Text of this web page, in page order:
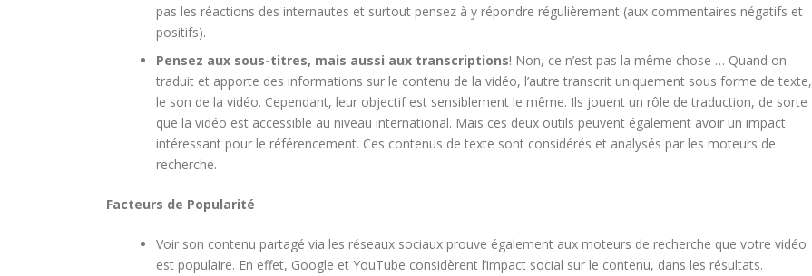
pas les réactions des internautes et surtout pensez à y répondre régulièrement (aux commentaires négatifs et
positifs).
Pensez aux sous-titres, mais aussi aux transcriptions! Non, ce n’est pas la même chose … Quand on
traduit et apporte des informations sur le contenu de la vidéo, l’autre transcrit uniquement sous forme de texte,
le son de la vidéo. Cependant, leur objectif est sensiblement le même. Ils jouent un rôle de traduction, de sorte
que la vidéo est accessible au niveau international. Mais ces deux outils peuvent également avoir un impact
intéressant pour le référencement. Ces contenus de texte sont considérés et analysés par les moteurs de
recherche.
Facteurs de Popularité
Voir son contenu partagé via les réseaux sociaux prouve également aux moteurs de recherche que votre vidéo
est populaire. En effet, Google et YouTube considèrent l’impact social sur le contenu, dans les résultats.